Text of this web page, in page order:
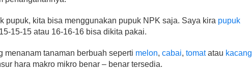
pupuk, kita bisa menggunakan pupuk NPK saja. Saya kira pupuk
15-15 atau 16-16-16 bisa dikita pakai.
menanam tanaman berbuah seperti melon, cabai, tomatatau kacang
hara makro mikro benar – benar tersedia.